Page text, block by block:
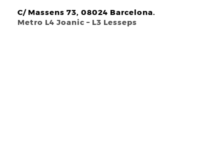
C/ Massens 73, 08024 Barcelona.
Metro L4 Joanic – L3 Lesseps